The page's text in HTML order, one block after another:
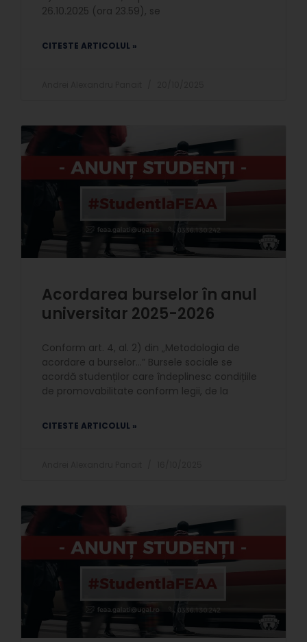
26.10.2025 (ora 23.59), se
CITESTE ARTICOLUL »
Acordarea burselor în anul
universitar 2025-2026
Conform art. 4, al. 2) din „Metodologia de
acordare a burselor…” Bursele sociale se
acordă studenților care îndeplinesc condițiile
de promovabilitate conform legii, de la
CITESTE ARTICOLUL »